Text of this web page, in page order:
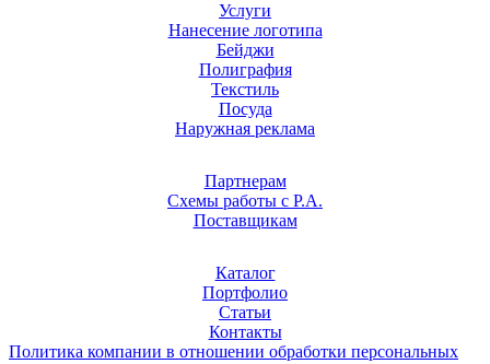
Услуги
Нанесение логотипа
Бейджи
Полиграфия
Текстиль
Посуда
Наружная реклама
Партнерам
Схемы работы с Р.А.
Поставщикам
Каталог
Портфолио
Статьи
Контакты
Политика компании в отношении обработки персональных